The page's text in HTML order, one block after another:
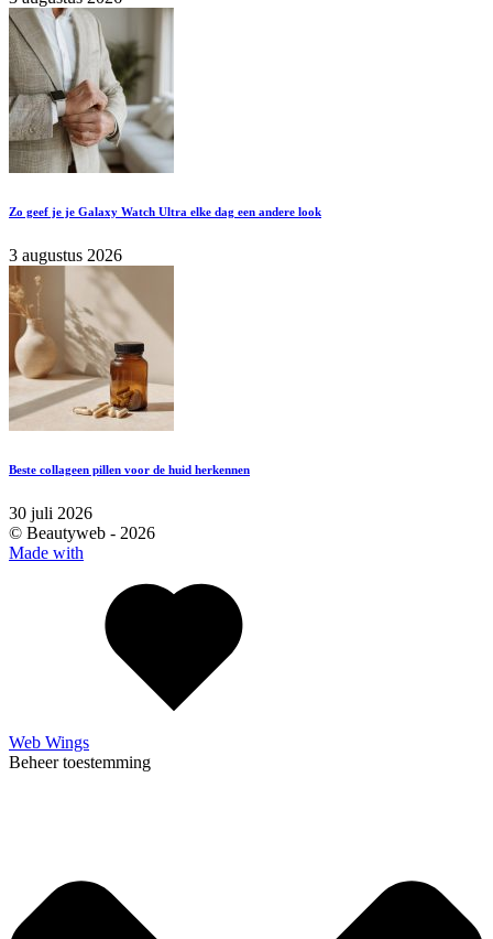
Zo geef je je Galaxy Watch Ultra elke dag een andere look
3 augustus 2026
Beste collageen pillen voor de huid herkennen
30 juli 2026
© Beautyweb - 2026
Made with
Web Wings
Beheer toestemming